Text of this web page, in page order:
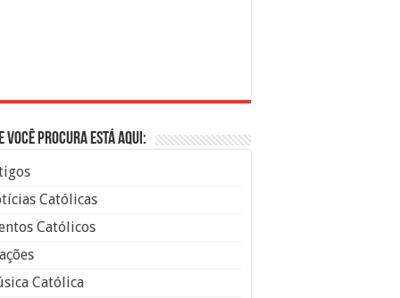
você procura está aqui:
Católicas
Católicos
Católica